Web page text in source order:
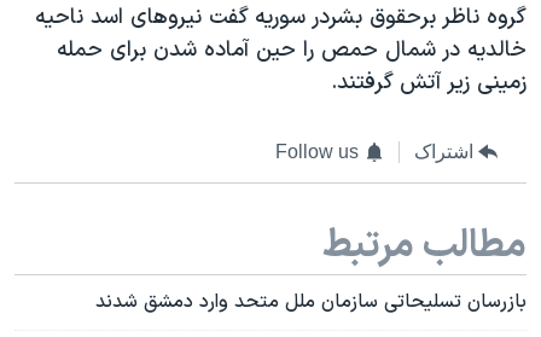
گروه ناظر برحقوق بشردر سوریه گفت نیروهای اسد ناحیه
خالدیه در شمال حمص را حین آماده شدن برای حمله
زمینی زیر آتش گرفتند.
اشتراک Follow us
مطالب مرتبط
بازرسان تسلیحاتی سازمان ملل متحد وارد دمشق شدند